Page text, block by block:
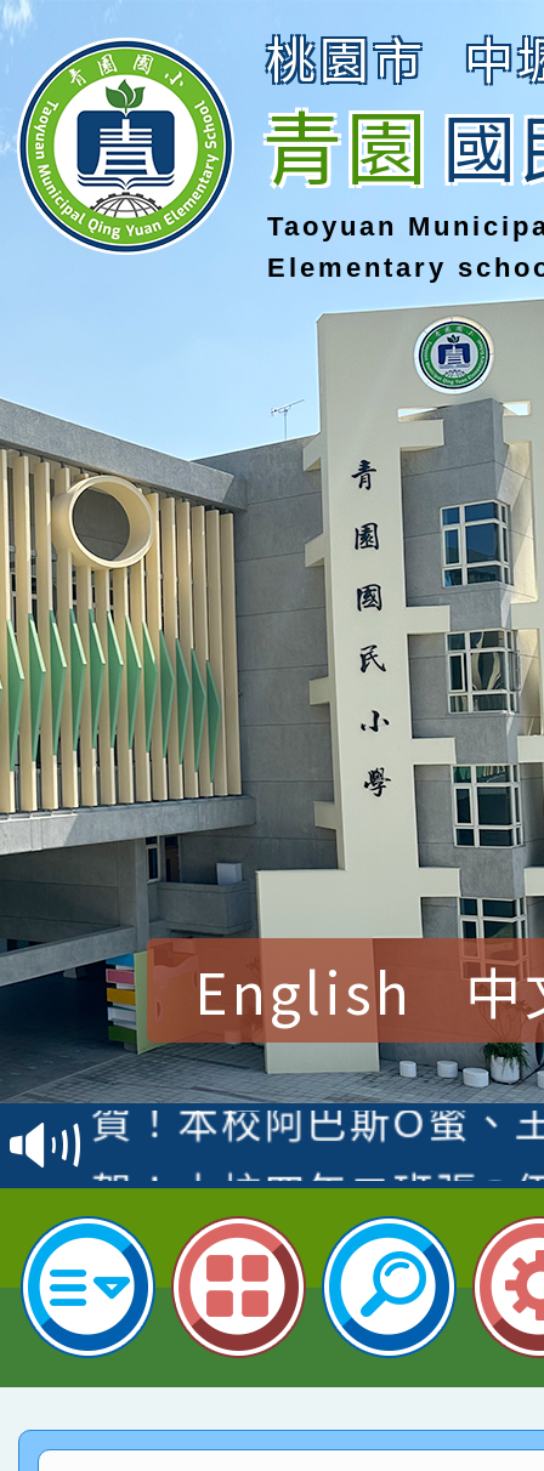
桃園市 中
青園國
Taoyuan
Elementary
English 中
賀！本校參加桃園市中
賽 洪綺君教師榮獲社
名
賀！本校阿巴斯O蜜、
倩參加桃園市科展 國
名 指導老師王老師、
賀！本校四年二班張O
園市英語競賽國小朗讀
指導老師林老師
賀！本校參加桃園市中
賽 劉文瑛教師榮獲教
臺灣台語-第二名
賀！本校參與2026世
市賽榮獲科學小創客佳
創客第三名。
賀！本校參加桃園市中
賽 洪綺君教師榮獲社
賀！本校阿巴斯O蜜、